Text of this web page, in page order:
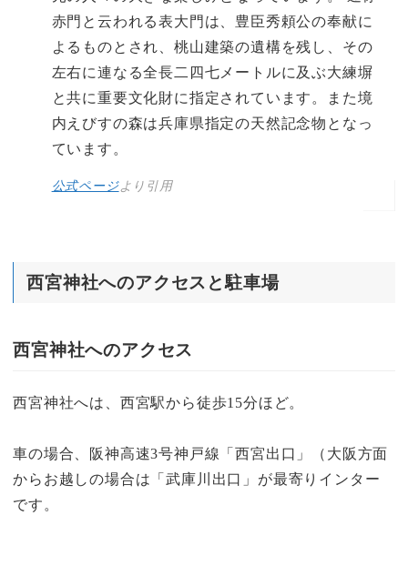
赤門と云われる表大門は、豊臣秀頼公の奉献に
よるものとされ、桃山建築の遺構を残し、その
左右に連なる全長二四七メートルに及ぶ大練塀
と共に重要文化財に指定されています。また境
内えびすの森は兵庫県指定の天然記念物となっ
ています。
公式ページより引用
西宮神社へのアクセスと駐車場
西宮神社へのアクセス
西宮神社へは、西宮駅から徒歩15分ほど。
車の場合、阪神高速3号神戸線「西宮出口」（大阪方面
からお越しの場合は「武庫川出口」が最寄りインター
です。